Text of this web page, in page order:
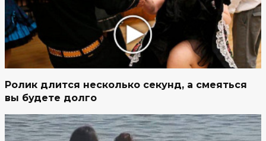
Ролик длится несколько секунд, а смеяться
вы будете долго